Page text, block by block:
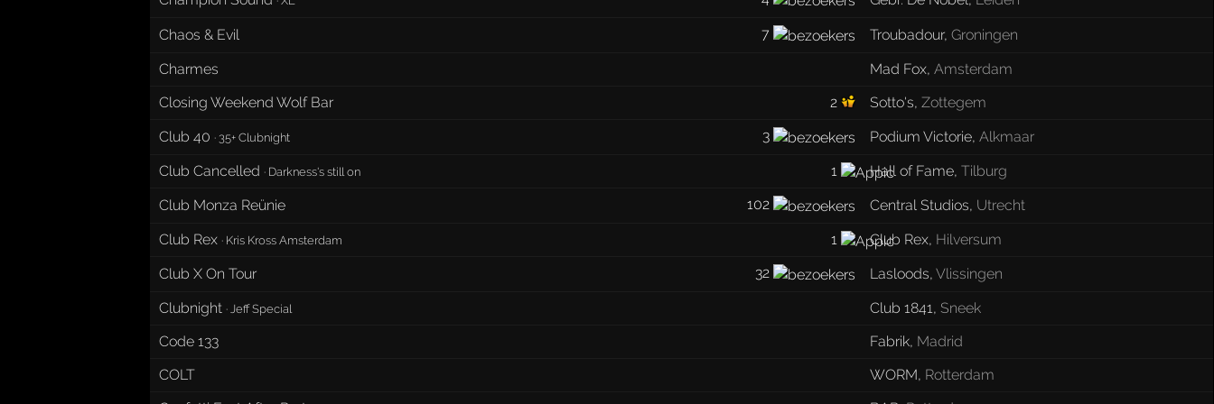
Chaos & Evil 7 Troubadour, Groningen
Charmes
Mad Fox, Amsterdam
Closing Weekend Wolf Bar
2 Sotto's, Zottegem
Club 40 · 35+ Clubnight 3 Podium Victorie, Alkmaar
Club Cancelled · Darkness's still on 1 Hall of Fame, Tilburg
Club Monza Reünie
102 Central Studios, Utrecht
Club Rex · Kris Kross Amsterdam 1 Club Rex, Hilversum
Club X On Tour
32 Lasloods, Vlissingen
Clubnight · Jeff Special Club 1841, Sneek
Code 133
Fabrik, Madrid
COLT
WORM, Rotterdam